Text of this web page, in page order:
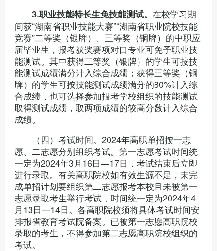
3.职业技能特长生免技能测试。 在校学习期
间获“湖南省职业技能大赛”“湖南省职业院校技能
竞赛”二等奖（银牌）、三等奖（铜牌）的中职应
届毕业生，报考获奖赛项对口专业可免予职业技
能测试。其中获得二等奖（银牌）的学生可按技
能测试成绩满分计入综合成绩；获得三等奖（铜
牌）的学生可按技能测试成绩满分的80%计入综
合成绩，也可选择参加报考学校组织的技能测试
取得测试成绩，取两项成绩的较高分数计入综合
成绩。
（四）考试时间。2024年高职单招按一志
愿、二志愿分别组织考试。第一志愿考试时间统
一定为2024年3月16日—17日，考试结束后立即
进行录取。有关高职院校如有效生源不足，未完
成单招计划要组织第二志愿报考本校且未被第一
志愿录取考生举行考试，时间统一定为2024年4
月13日—14日。各高职院校须将具体考试时间安
排报省教育考试院备案。已被第一志愿高职院校
录取的考生，不得参加第二志愿高职院校组织的
考试。